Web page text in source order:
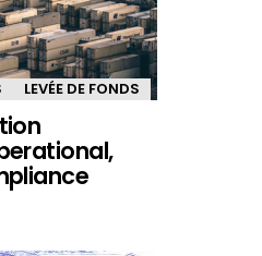
LEVÉE DE FONDS